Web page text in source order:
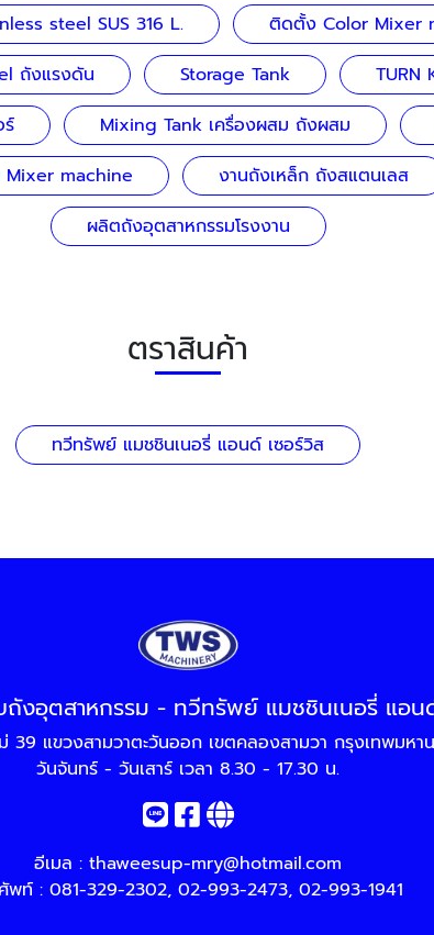
steel SUS 316 L.
ติดตั้ง Color Mixer
ถังแรงดัน Storage Tank TURN
Mixing Tank เครื่องผสม ถังผสม
machine งานถังเหล็ก ถังสแตนเลส
ผลิตถังอุตสาหกรรมโรงงาน
ตราสินค้า
ทวีทรัพย์ แมชชินเนอรี่ แอนด์ เซอร์วิส
งอุตสาหกรรม - ทวีทรัพย์ แมชชินเนอรี่ แอน
39 แขวงสามวาตะวันออก เขตคลองสามวา กรุงเทพมหา
วันจันทร์ - วันเสาร์ เวลา 8.30 - 17.30 น.
อีเมล : thaweesup-mry@hotmail.com
พท์ : 081-329-2302, 02-993-2473, 02-993-1941